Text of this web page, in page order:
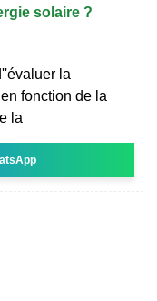
solaire ?
la
fonction de la
la